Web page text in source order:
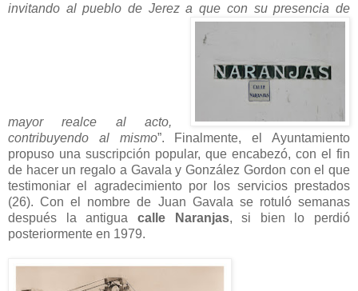
invitando al pueblo de Jerez a que con su presencia de
mayor realce al acto,
contribuyendo al mismo”. Finalmente, el Ayuntamiento
propuso una suscripción popular, que encabezó, con el fin
de hacer un regalo a Gavala y González Gordon con el que
testimoniar el agradecimiento por los servicios prestados
(26). Con el nombre de Juan Gavala se rotuló semanas
después la antigua calle Naranjas, si bien lo perdió
posteriormente en 1979.